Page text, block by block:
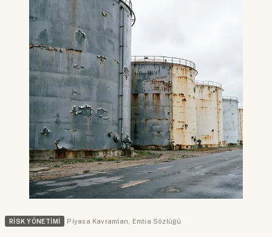
RISK YÖNETIMI Piyasa Kavramları Emtia Sözlüğü